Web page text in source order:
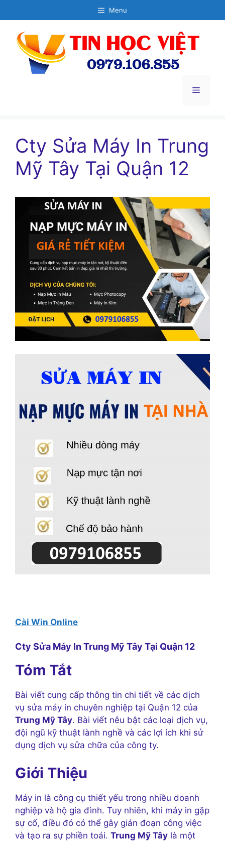
đến
dung
Menu
Menu
Cty Sửa Máy In Trung
Mỹ Tây Tại Quận 12
Cài Win Online
Cty Sửa Máy In Trung Mỹ Tây Tại Quận 12
Tóm Tắt
Bài viết cung cấp thông tin chi tiết về các dịch
vụ sửa máy in chuyên nghiệp tại Quận 12 của
Trung Mỹ Tây. Bài viết nêu bật các loại dịch vụ,
đội ngũ kỹ thuật lành nghề và các lợi ích khi sử
dụng dịch vụ sửa chữa của công ty.
Giới Thiệu
Máy in là công cụ thiết yếu trong nhiều doanh
nghiệp và hộ gia đình. Tuy nhiên, khi máy in gặp
sự cố, điều đó có thể gây gián đoạn công việc
và tạo ra sự phiền toái. Trung Mỹ Tây là một